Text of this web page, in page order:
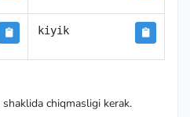
kiyik
shaklida chiqmasligi kerak.